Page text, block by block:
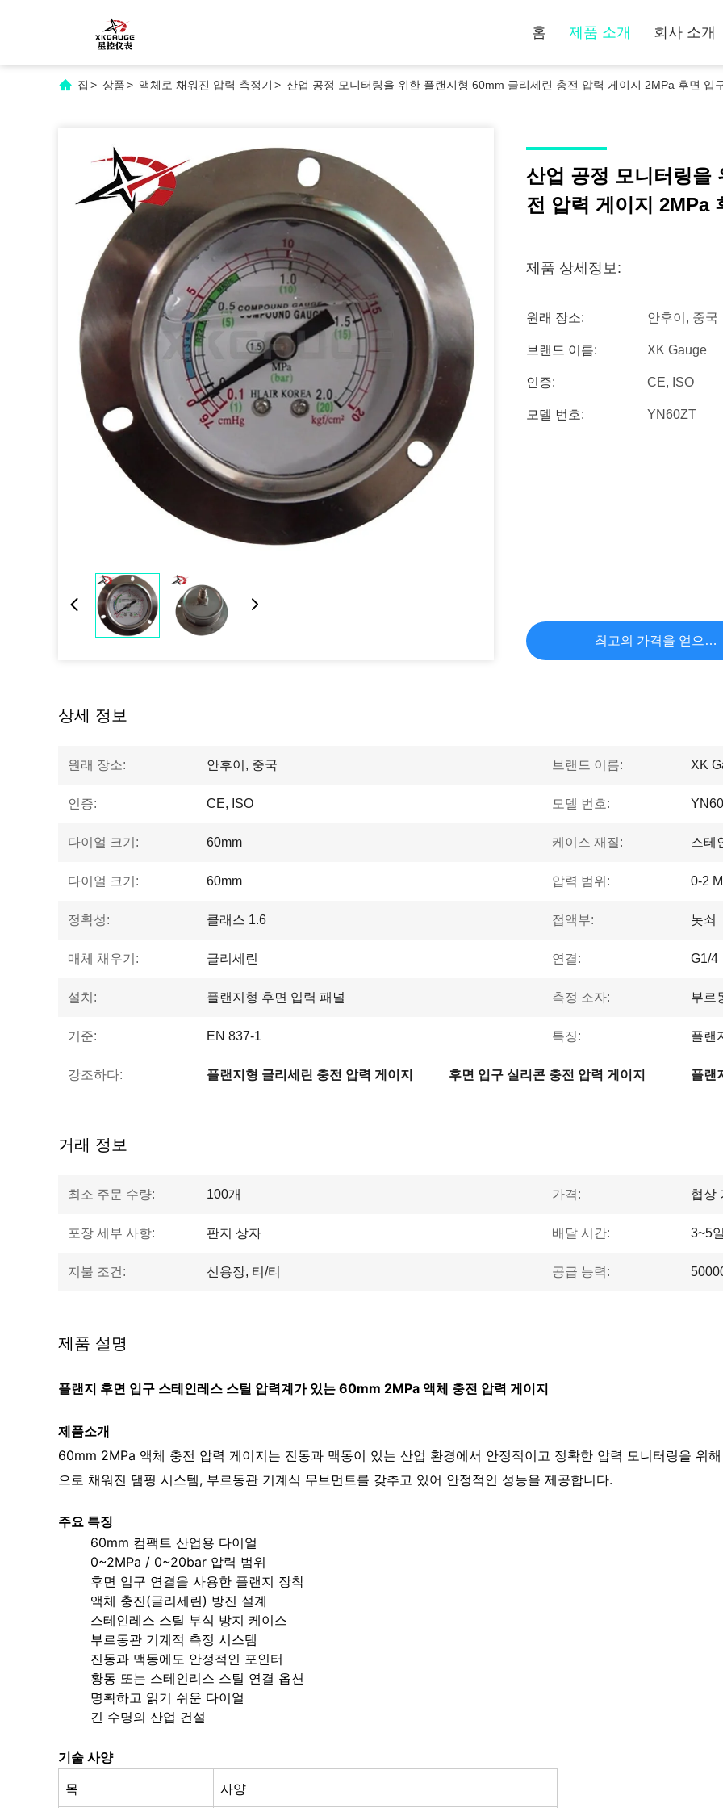
홈 제품 소개 회사 소개
집 > 상품> 액체로 채워진 압력 측정기 > 산업 공정 모니터링을 위한 플랜지형 60mm 글리세린 충전 압력 게이지 2MPa 후면 입
산업 공정 모니터링을
전 압력 게이지 2MPa
제품 상세정보:
원래 장소: 안후이, 중국
브랜드 이름: XK Gauge
인증: CE, ISO
모델 번호: YN60ZT
최고의 가격을 얻으십
상세 정보
원래 장소: 안후이, 중국 브랜드 이름: XK
인증: CE, ISO 모델 번호:
다이얼 크기: 60mm 케이스 재질: 스테
다이얼 크기: 60mm 압력 범위: 0-2
정확성: 클래스 1.6 접액부: 놋쇠
매체 채우기: 글리세린 연결: G1/4
설치: 플랜지형 후면 입력 패널 측정 소자: 부르
기준: EN 837-1 특징: 플랜
강조하다: 플랜지형 글리세린 충전 압력 게이지 후면 입구 실리콘 충전 압력 게이지
거래 정보
최소 주문 수량: 100개 가격: 협상
포장 세부 사항: 판지 상자 배달 시간: 3~5일
지불 조건: 신용장, 티/티 공급 능력:
제품 설명
플랜지 후면 입구 스테인레스 스틸 압력계가 있는 60mm 2MPa 액체 충전 압력 게이지
제품소개
60mm 2MPa 액체 충전 압력 게이지는 진동과 맥동이 있는 산업 환경에서 안정적이고 정확한 압력 모니터링을 위
으로 채워진 댐핑 시스템, 부르동관 기계식 무브먼트를 갖추고 있어 안정적인 성능을 제공합니다.
주요 특징
60mm 컴팩트 산업용 다이얼
0~2MPa / 0~20bar 압력 범위
후면 입구 연결을 사용한 플랜지 장착
액체 충진(글리세린) 방진 설계
스테인레스 스틸 부식 방지 케이스
부르동관 기계적 측정 시스템
진동과 맥동에도 안정적인 포인터
황동 또는 스테인리스 스틸 연결 옵션
명확하고 읽기 쉬운 다이얼
긴 수명의 산업 건설
기술 사양
목
사양